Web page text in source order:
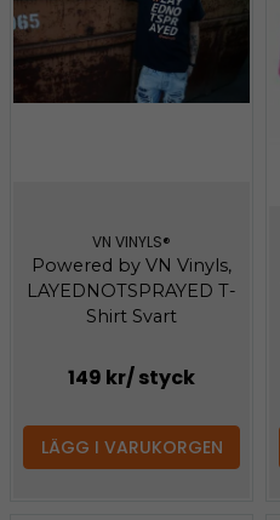
VN VINYLS®
Powered by VN Vinyls,
LAYEDNOTSPRAYED T-
Shirt Svart
149 kr/ styck
LÄGG I VARUKORGEN